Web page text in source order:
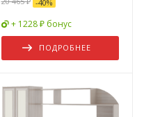
-40%
+ 1228 ₽ бонус
ПОДРОБНЕЕ